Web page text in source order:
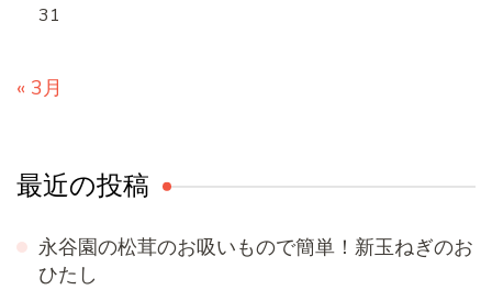
31
« 3月
最近の投稿
永谷園の松茸のお吸いもので簡単！新玉ねぎのお
ひたし